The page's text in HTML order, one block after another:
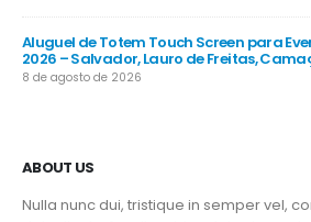
Aluguel de Totem Touch Screen para
2026 – Salvador, Lauro de Freitas,
8 de agosto de 2026
ABOUT US
Nulla nunc dui, tristique in semper vel,